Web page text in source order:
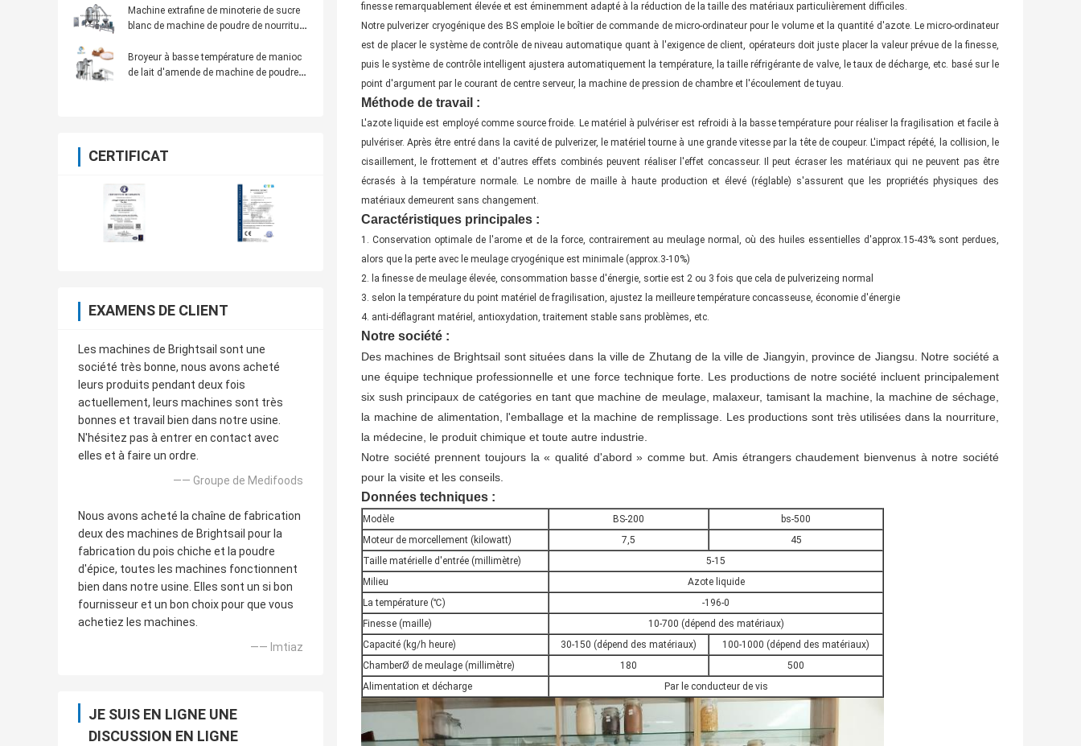
Machine extrafine de minoterie de sucre
blanc de machine de poudre de nourriture
Broyeur à basse température de manioc
de lait d'amende de machine de poudre
CERTIFICAT
EXAMENS DE CLIENT
Les machines de Brightsail sont une
société très bonne, nous avons acheté
leurs produits pendant deux fois
actuellement, leurs machines sont très
bonnes et travail bien dans notre usine.
N'hésitez pas à entrer en contact avec
elles et à faire un ordre.
—— Groupe de Medifoods
Nous avons acheté la chaîne de fabrication
deux des machines de Brightsail pour la
fabrication du pois chiche et la poudre
d'épice, toutes les machines fonctionnent
bien dans notre usine. Elles sont un si bon
fournisseur et un bon choix pour que vous
achetiez les machines.
—— Imtiaz
JE SUIS EN LIGNE UNE
DISCUSSION EN LIGNE
finesse remarquablement élevée et est éminemment adapté à la réduction de la taille des matériaux particulièrement difficiles.
Notre pulverizer cryogénique des BS emploie le boîtier de commande de micro-ordinateur pour le volume et la quantité d'azote. Le micro-ordinateur
est de placer le système de contrôle de niveau automatique quant à l'exigence de client, opérateurs doit juste placer la valeur prévue de la finesse,
puis le système de contrôle intelligent ajustera automatiquement la température, la taille réfrigérante de valve, le taux de décharge, etc. basé sur le
point d'argument par le courant de centre serveur, la machine de pression de chambre et l'écoulement de tuyau.
Méthode de travail :
L'azote liquide est employé comme source froide. Le matériel à pulvériser est refroidi à la basse température pour réaliser la fragilisation et facile à
pulvériser. Après être entré dans la cavité de pulverizer, le matériel tourne à une grande vitesse par la tête de coupeur. L'impact répété, la collision, le
cisaillement, le frottement et d'autres effets combinés peuvent réaliser l'effet concasseur. Il peut écraser les matériaux qui ne peuvent pas être
écrasés à la température normale. Le nombre de maille à haute production et élevé (réglable) s'assurent que les propriétés physiques des
matériaux demeurent sans changement.
Caractéristiques principales :
1. Conservation optimale de l'arome et de la force, contrairement au meulage normal, où des huiles essentielles d'approx.15-43% sont perdues,
alors que la perte avec le meulage cryogénique est minimale (approx.3-10%)
2. la finesse de meulage élevée, consommation basse d'énergie, sortie est 2 ou 3 fois que cela de pulverizeing normal
3. selon la température du point matériel de fragilisation, ajustez la meilleure température concasseuse, économie d'énergie
4. anti-déflagrant matériel, antioxydation, traitement stable sans problèmes, etc.
Notre société :
Des machines de Brightsail sont situées dans la ville de Zhutang de la ville de Jiangyin, province de Jiangsu. Notre société a
une équipe technique professionnelle et une force technique forte. Les productions de notre société incluent principalement
six sush principaux de catégories en tant que machine de meulage, malaxeur, tamisant la machine, la machine de séchage,
la machine de alimentation, l'emballage et la machine de remplissage. Les productions sont très utilisées dans la nourriture,
la médecine, le produit chimique et toute autre industrie.
Notre société prennent toujours la « qualité d'abord » comme but. Amis étrangers chaudement bienvenus à notre société
pour la visite et les conseils.
Données techniques :
Modèle BS-200
bs-500
Moteur de morcellement (kilowatt)
7,5
45
Taille matérielle d'entrée (millimètre)
5-15
Milieu
Azote liquide
La température (℃)
-196-0
Finesse (maille)
10-700 (dépend des matériaux)
Capacité (kg/h heure)
30-150 (dépend des matériaux)
100-1000 (dépend des matériaux)
ChamberØ de meulage (millimètre)
180
500
Alimentation et décharge
Par le conducteur de vis